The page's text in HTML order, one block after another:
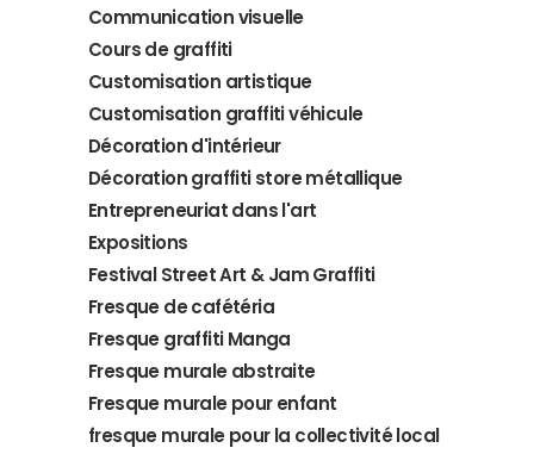
Communication visuelle
Cours de graffiti
Customisation artistique
Customisation graffiti véhicule
Décoration d'intérieur
Décoration graffiti store métallique
Entrepreneuriat dans l'art
Expositions
Festival Street Art & Jam Graffiti
Fresque de cafétéria
Fresque graffiti Manga
Fresque murale abstraite
Fresque murale pour enfant
fresque murale pour la collectivité local